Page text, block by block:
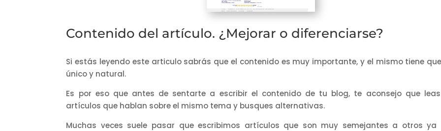
Contenido del artículo. ¿Mejorar o diferenciarse?
Si estás leyendo este articulo sabrás que el contenido es muy importante, y el mismo tiene
único y natural.
Es por eso que antes de sentarte a escribir el contenido de tu blog, te aconsejo que
artículos que hablan sobre el mismo tema y busques alternativas.
Muchas veces suele pasar que escribimos artículos que son muy semejantes a otros ya